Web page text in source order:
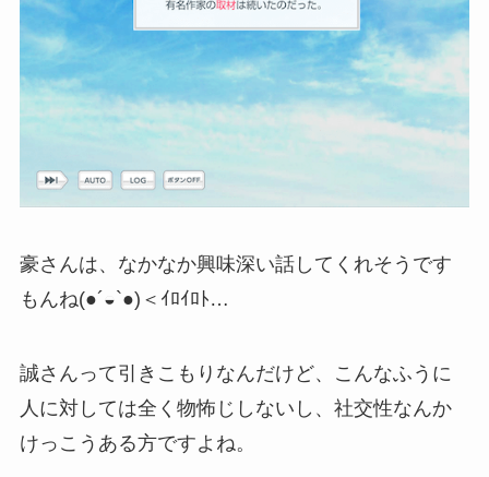
豪さんは、なかなか興味深い話してくれそうです
もんね(●´◒`●)＜ｲﾛｲﾛﾄ…
誠さんって引きこもりなんだけど、こんなふうに
人に対しては全く物怖じしないし、社交性なんか
けっこうある方ですよね。